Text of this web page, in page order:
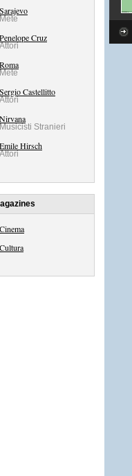
Sarajevo
Mete
Penelope Cruz
Attori
Roma
Mete
Sergio Castellitto
Attori
Nirvana
Musicisti Stranieri
Emile Hirsch
Attori
Cinema
Cultura